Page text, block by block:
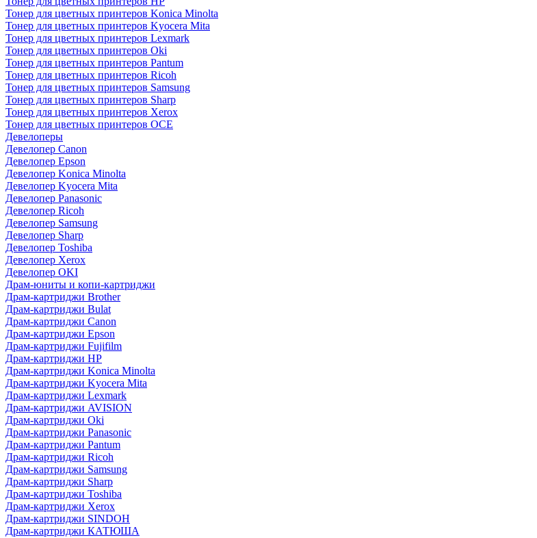
Тонер для цветных принтеров Konica Minolta
Тонер для цветных принтеров Kyocera Mita
Тонер для цветных принтеров Lexmark
Тонер для цветных принтеров Oki
Тонер для цветных принтеров Pantum
Тонер для цветных принтеров Ricoh
Тонер для цветных принтеров Samsung
Тонер для цветных принтеров Sharp
Тонер для цветных принтеров Xerox
Тонер для цветных принтеров OCE
Девелоперы
Девелопер Canon
Девелопер Epson
Девелопер Konica Minolta
Девелопер Kyocera Mita
Девелопер Panasonic
Девелопер Ricoh
Девелопер Samsung
Девелопер Sharp
Девелопер Toshiba
Девелопер Xerox
Девелопер OKI
Драм-юниты и копи-картриджи
Драм-картриджи Brother
Драм-картриджи Bulat
Драм-картриджи Canon
Драм-картриджи Epson
Драм-картриджи Fujifilm
Драм-картриджи HP
Драм-картриджи Konica Minolta
Драм-картриджи Kyocera Mita
Драм-картриджи Lexmark
Драм-картриджи AVISION
Драм-картриджи Oki
Драм-картриджи Panasonic
Драм-картриджи Pantum
Драм-картриджи Ricoh
Драм-картриджи Samsung
Драм-картриджи Sharp
Драм-картриджи Toshiba
Драм-картриджи Xerox
Драм-картриджи SINDOH
Драм-картриджи КАТЮША